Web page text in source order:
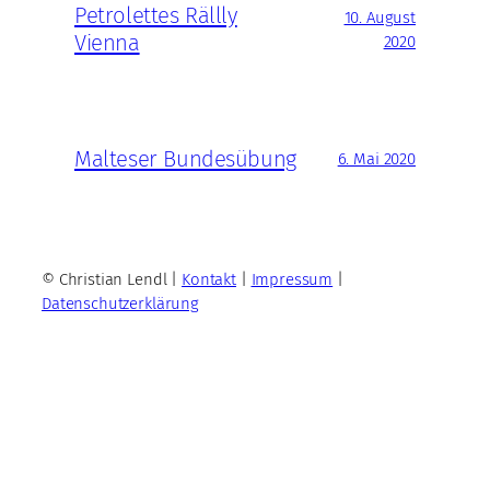
Petrolettes Rällly
Vienna
10. August
2020
Malteser Bundesübung 6. Mai 2020
© Christian Lendl | Kontakt| Impressum
Datenschutzerklärung